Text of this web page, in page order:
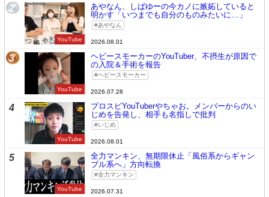
2
YouTube
あやなん、しばゆーの今カノに嫉妬していると
明かす「いつまでも自分のものみたいに…」
あやなん
2026.08.01
3
YouTube
ヘビースモーカーのYouTuber、不摂生が原因で
の入院＆手術を報告
ヘビースモーカー
2026.07.28
4
YouTube
プロスピYouTuberやちゃお。メンバーからのい
じめを告発し、相手も名指しで批判
いじめ
2026.08.01
5
YouTube
全力マンキン、無期限休止「風俗系からギャン
ブル系へ」方向転換
全力マンキン
2026.07.31